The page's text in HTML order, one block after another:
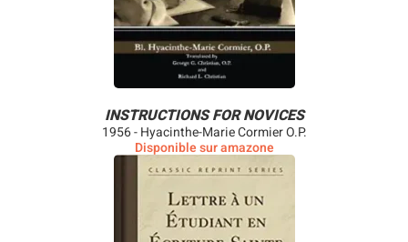
INSTRUCTIONS FOR NOVICES
1956 - Hyacinthe-Marie Cormier O.P.
Disponible sur amazone